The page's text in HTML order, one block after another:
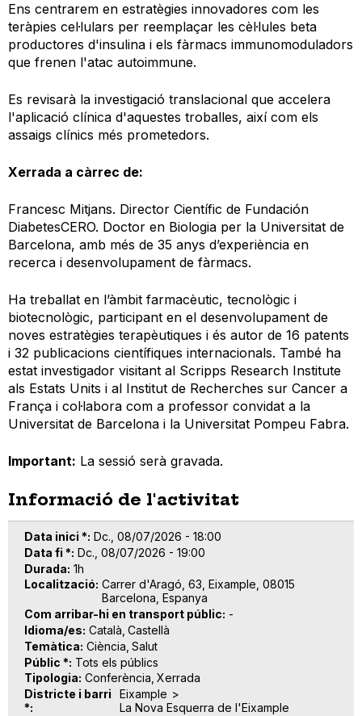
Ens centrarem en estratègies innovadores com les
teràpies cel·lulars per reemplaçar les cèl·lules beta
productores d'insulina i els fàrmacs immunomoduladors
que frenen l'atac autoimmune.
Es revisarà la investigació translacional que accelera
l'aplicació clínica d'aquestes troballes, així com els
assaigs clínics més prometedors.
Xerrada a càrrec de:
Francesc Mitjans. Director Científic de Fundación
DiabetesCERO. Doctor en Biologia per la Universitat de
Barcelona, amb més de 35 anys d’experiència en
recerca i desenvolupament de fàrmacs.
Ha treballat en l’àmbit farmacèutic, tecnològic i
biotecnològic, participant en el desenvolupament de
noves estratègies terapèutiques i és autor de 16 patents
i 32 publicacions científiques internacionals. També ha
estat investigador visitant al Scripps Research Institute
als Estats Units i al Institut de Recherches sur Cancer a
França i col·labora com a professor convidat a la
Universitat de Barcelona i la Universitat Pompeu Fabra.
Important: La sessió serà gravada.
Informació de l'activitat
Data inici * Dc., 08/07/2026 - 18:00
Data fi * Dc., 08/07/2026 - 19:00
Durada 1h
Localització Carrer d'Aragó, 63, Eixample, 08015
Barcelona, Espanya
Com arribar-hi en transport públic -
Idioma/es Català Castellà
Temàtica Ciència Salut
Públic * Tots els públics
Tipologia Conferència Xerrada
Districte i barri
*
Eixample
La Nova Esquerra de l'Eixample